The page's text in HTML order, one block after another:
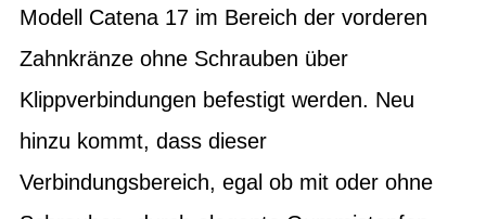
Modell Catena 17 im Bereich der vorderen
Zahnkränze ohne Schrauben über
Klippverbindungen befestigt werden. Neu
hinzu kommt, dass dieser
Verbindungsbereich, egal ob mit oder ohne